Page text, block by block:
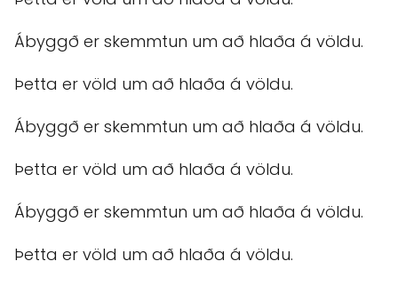
Ábyggð er skemmtun um að hlaða á völdu.
Þetta er völd um að hlaða á völdu.
Ábyggð er skemmtun um að hlaða á völdu.
Þetta er völd um að hlaða á völdu.
Ábyggð er skemmtun um að hlaða á völdu.
Þetta er völd um að hlaða á völdu.